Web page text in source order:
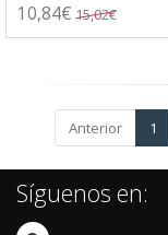
10,84€ 15,02€
Anterior 1
Síguenos en: